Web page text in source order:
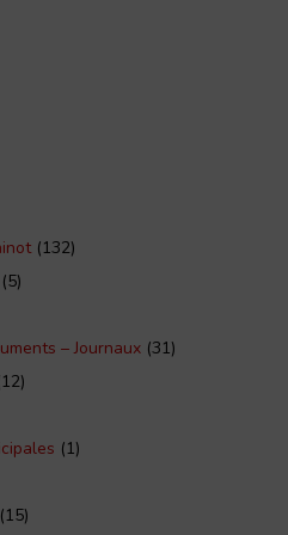
(132)
– Journaux (31)
(1)
(15)